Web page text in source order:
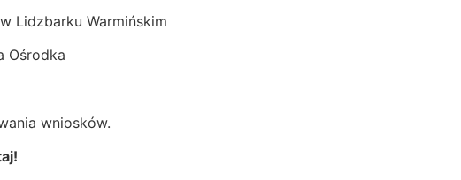
Lidzbarku Warmińskim
Ośrodka
wniosków.